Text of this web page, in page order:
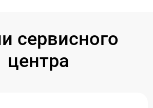
сервисного
центра